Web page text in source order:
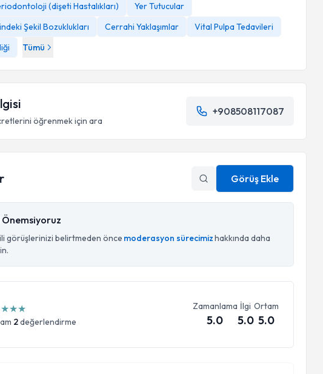
(dişeti Hastalıkları)
Yer Tutucular
Şekil Bozuklukları
Cerrahi Yaklaşımlar
Vital Pulpa Tedavileri
Tümü
öğrenmek için ara
+908508117087
Görüş Ekle
görüşlerinizi belirtmeden önce moderasyon sürecimizhakkında daha
★★★
2değerlendirme
Zamanlama
5.0
İlgi
5.0
Ortam
5.0